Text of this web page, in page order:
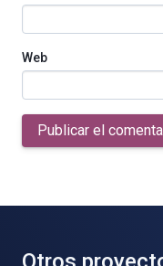
Web
Publicar el